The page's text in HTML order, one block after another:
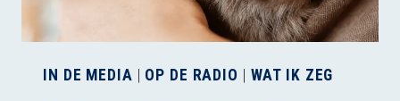
IN DE MEDIA | OP DE RADIO | WAT IK ZEG